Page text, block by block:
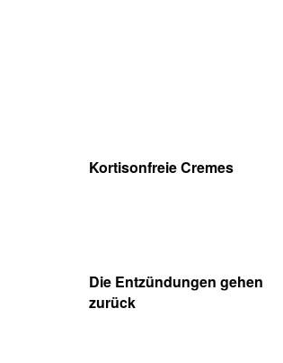
Kortisonfreie Cremes
Die Entzündungen gehen
zurück